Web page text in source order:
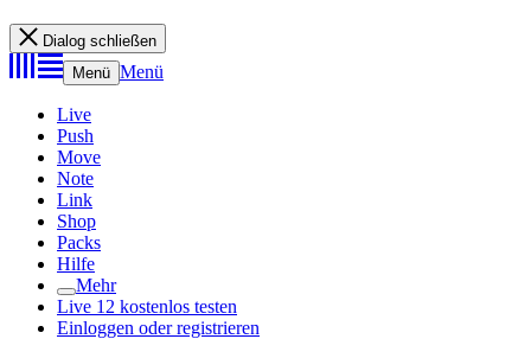
Dialog schließen
Menü Menü
Live
Push
Move
Note
Link
Shop
Packs
Hilfe
Mehr
Live 12 kostenlos testen
Einloggen oder registrieren